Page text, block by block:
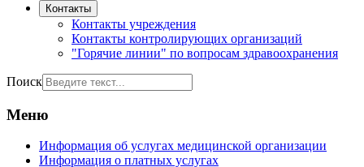
Контакты
Контакты учреждения
Контакты контролирующих организаций
"Горячие линии" по вопросам здравоохранения
Поиск
Меню
Информация об услугах медицинской организации
Информация о платных услугах